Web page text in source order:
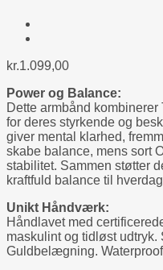
kr.1.099,00
Power og Balance:
Dette armbånd
for deres styrkende og
giver mental klarhed,
skabe balance, mens sort
stabilitet. Sammen støtter
kraftfuld balance til
Unikt Håndværk:
Håndlavet med
maskulint og tidløst
Guldbelægning.